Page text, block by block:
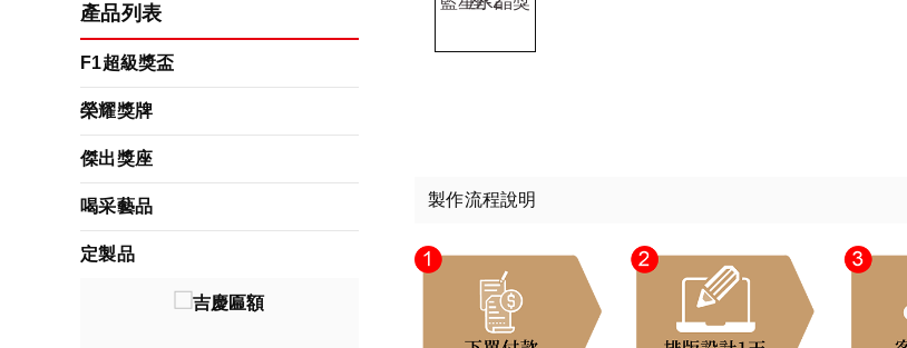
產品列表
F1超級獎盃
榮耀獎牌
傑出獎座
喝采藝品
定製品
製作流程說明